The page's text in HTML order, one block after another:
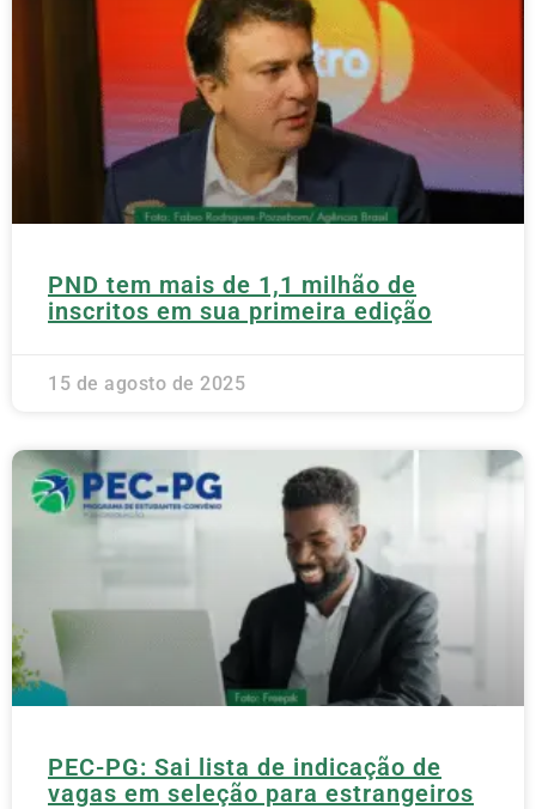
PND tem mais de 1,1 milhão de
inscritos em sua primeira edição
15 de agosto de 2025
PEC-PG: Sai lista de indicação de
vagas em seleção para estrangeiros